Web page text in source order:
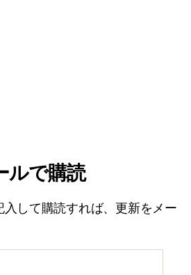
ルで購読
入して購読すれば、更新をメー